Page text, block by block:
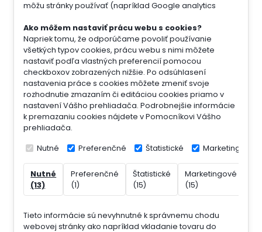
môžu stránky používať (napríklad Google analytics
Ako môžem nastaviť prácu webu s cookies?
Napriek tomu, že odporúčame povoliť používanie
všetkých typov cookies, prácu webu s nimi môžete
nastaviť podľa vlastných preferencií pomocou
checkboxov zobrazených nižšie. Po odsúhlasení
nastavenia práce s cookies môžete zmeniť svoje
rozhodnutie zmazaním či editáciou cookies priamo v
nastavení Vášho prehliadača. Podrobnejšie informácie
k premazaniu cookies nájdete v Pomocníkovi Vášho
prehliadača.
Nutné Preferenčné Štatistické Marketingové
Nutné
(13)
Preferenčné
(1)
Štatistické
(15)
Marketingové
(15)
Tieto informácie sú nevyhnutné k správnemu chodu
webovej stránky ako napríklad vkladanie tovaru do